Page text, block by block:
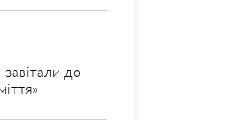
до